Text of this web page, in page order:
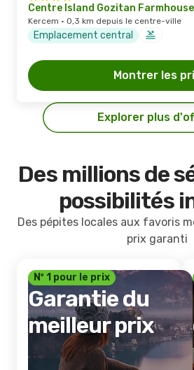
Centre Island Gozitan Farmhouse
Kercem · 0,3 km depuis le centre-ville
Emplacement central
Montrer les
Explorer plus
Des millions de
possibilités
Des pépites locales aux favoris
prix garanti
Nº 1 pour le prix
Garantie du
meilleur prix